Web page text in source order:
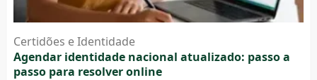
Certidões e Identidade
Agendar identidade nacional atualizado: passo a
passo para resolver online